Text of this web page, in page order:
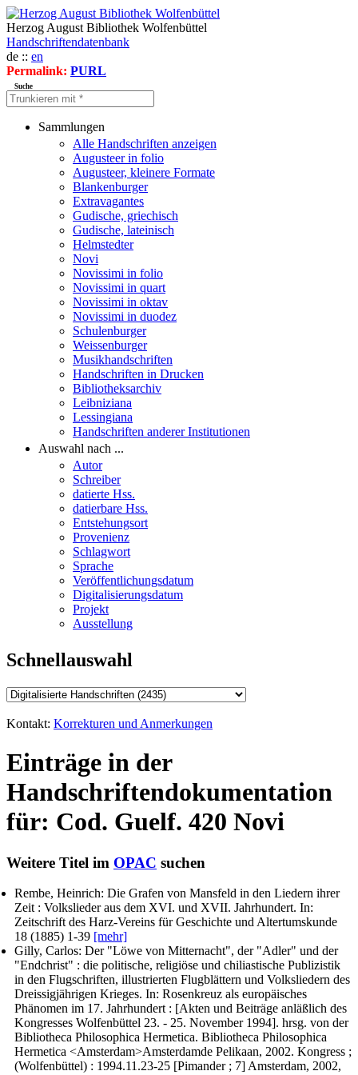
Herzog August Bibliothek Wolfenbüttel
Handschriftendatenbank
de :: en
Permalink: PURL
Suche
Sammlungen
Alle Handschriften anzeigen
Augusteer in folio
Augusteer, kleinere Formate
Blankenburger
Extravagantes
Gudische, griechisch
Gudische, lateinisch
Helmstedter
Novi
Novissimi in folio
Novissimi in quart
Novissimi in oktav
Novissimi in duodez
Schulenburger
Weissenburger
Musikhandschriften
Handschriften in Drucken
Bibliotheksarchiv
Leibniziana
Lessingiana
Handschriften anderer Institutionen
Auswahl nach ...
Autor
Schreiber
datierte Hss.
datierbare Hss.
Entstehungsort
Provenienz
Schlagwort
Sprache
Veröffentlichungsdatum
Digitalisierungsdatum
Projekt
Ausstellung
Schnellauswahl
Kontakt: Korrekturen und Anmerkungen
Einträge in der
Handschriftendokumentation
für: Cod. Guelf. 420 Novi
Weitere Titel im OPAC suchen
Rembe, Heinrich: Die Grafen von Mansfeld in den Liedern ihrer
Zeit : Volkslieder aus dem XVI. und XVII. Jahrhundert. In:
Zeitschrift des Harz-Vereins für Geschichte und Altertumskunde
18 (1885) 1-39 [mehr]
Gilly, Carlos: Der "Löwe von Mitternacht", der "Adler" und der
"Endchrist" : die politische, religiöse und chiliastische Publizistik
in den Flugschriften, illustrierten Flugblättern und Volksliedern des
Dreissigjährigen Krieges. In: Rosenkreuz als europäisches
Phänomen im 17. Jahrhundert : [Akten und Beiträge anläßlich des
Kongresses Wolfenbüttel 23. - 25. November 1994]. hrsg. von der
Bibliotheca Philosophica Hermetica. Bibliotheca Philosophica
Hermetica <Amsterdam>Amsterdamde Pelikaan, 2002. Kongress ;
(Wolfenbüttel) : 1994.11.23-25 [Pimander ; 7] Amsterdam, 2002,